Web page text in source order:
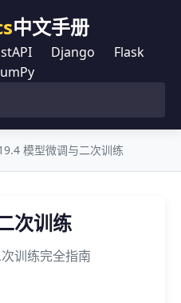
中文手册
Django
Flask
模型微调与二次训练
次训练
训练完全指南